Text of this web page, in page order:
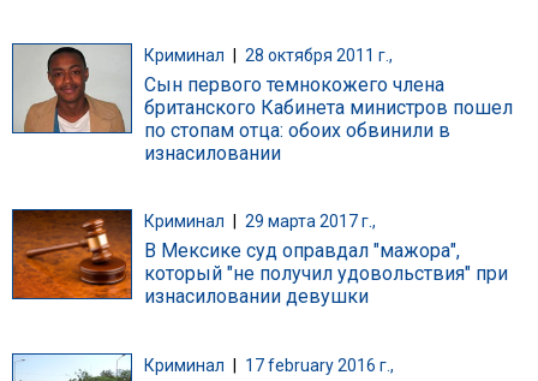
Криминал 28 октября 2011 г.,
Сын первого темнокожего члена
британского Кабинета министров пошел
по стопам отца: обоих обвинили в
изнасиловании
Криминал 29 марта 2017 г.,
В Мексике суд оправдал "мажора",
который "не получил удовольствия" при
изнасиловании девушки
Криминал 17 february 2016 г.,